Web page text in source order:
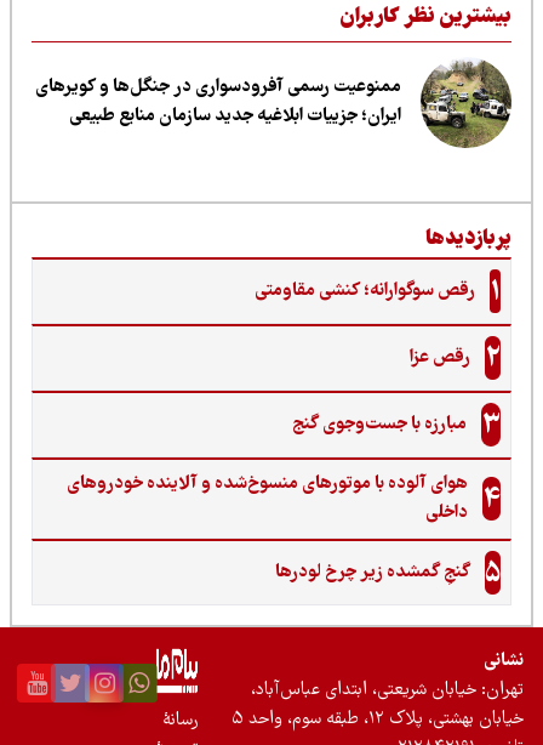
نظر کاربران
ممنوعیت رسمی آفرودسواری در جنگل‌ها و کویرهای
ایران؛ جزییات ابلاغیه جدید سازمان منابع طبیعی
رقص سوگوارانه؛ کنشی مقاومتی
رقص عزا
مبارزه با جست‌وجوی گنج‌
هوای آلوده با موتورهای منسوخ‌شده و آلاینده خودروهای
داخلی
گنجِ گمشده زیر چرخ لودرها
خیابان شریعتی، ابتدای عباس‌آباد،
بهشتی، پلاک ۱۲، طبقه سوم، واحد ۵
رسانۀ